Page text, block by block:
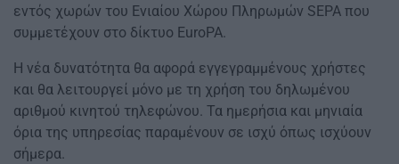
εντός χωρών του Ενιαίου Χώρου Πληρωμών SEPA που
συμμετέχουν στο δίκτυο EuroPA.
Η νέα δυνατότητα θα αφορά εγγεγραμμένους χρήστες
και θα λειτουργεί μόνο με τη χρήση του δηλωμένου
αριθμού κινητού τηλεφώνου. Τα ημερήσια και μηνιαία
όρια της υπηρεσίας παραμένουν σε ισχύ όπως ισχύουν
σήμερα.